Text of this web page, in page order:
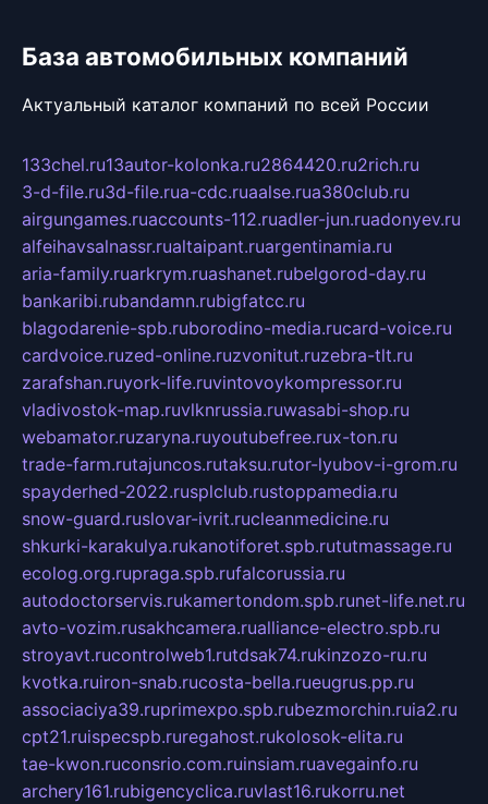
База автомобильных компаний
Актуальный каталог компаний по всей России
133chel.ru13autor-kolonka.ru2864420.ru2rich.ru
3-d-file.ru3d-file.rua-cdc.ruaalse.rua380club.ru
airgungames.ruaccounts-112.ruadler-jun.ruadonyev.ru
alfeihavsalnassr.rualtaipant.ruargentinamia.ru
aria-family.ruarkrym.ruashanet.rubelgorod-day.ru
bankaribi.rubandamn.rubigfatcc.ru
blagodarenie-spb.ruborodino-media.rucard-voice.ru
cardvoice.ruzed-online.ruzvonitut.ruzebra-tlt.ru
zarafshan.ruyork-life.ruvintovoykompressor.ru
vladivostok-map.ruvlknrussia.ruwasabi-shop.ru
webamator.ruzaryna.ruyoutubefree.rux-ton.ru
trade-farm.rutajuncos.rutaksu.rutor-lyubov-i-grom.ru
spayderhed-2022.rusplclub.rustoppamedia.ru
snow-guard.ruslovar-ivrit.rucleanmedicine.ru
shkurki-karakulya.rukanotiforet.spb.rututmassage.ru
ecolog.org.rupraga.spb.rufalcorussia.ru
autodoctorservis.rukamertondom.spb.runet-life.net.ru
avto-vozim.rusakhcamera.rualliance-electro.spb.ru
stroyavt.rucontrolweb1.rutdsak74.rukinzozo-ru.ru
kvotka.ruiron-snab.rucosta-bella.rueugrus.pp.ru
associaciya39.ruprimexpo.spb.rubezmorchin.ruia2.ru
cpt21.ruispecspb.ruregahost.rukolosok-elita.ru
tae-kwon.ruconsrio.com.ruinsiam.ruavegainfo.ru
archery161.rubigencyclica.ruvlast16.rukorru.net